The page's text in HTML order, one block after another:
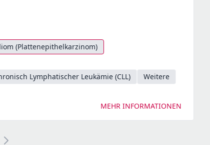
(Plattenepithelkarzinom)
Lymphatischer Leukämie (CLL)
Weitere
MEHR INFORMATIONEN